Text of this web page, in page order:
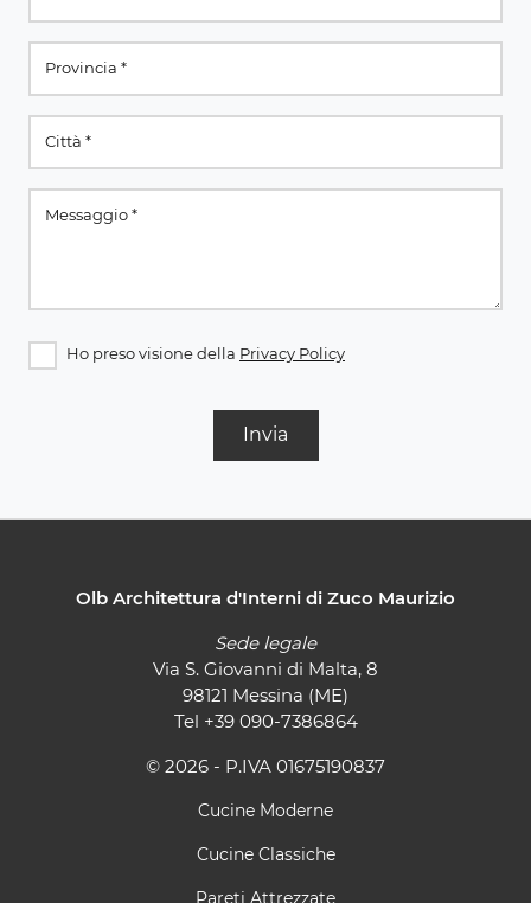
Ho preso visione della Privacy Policy
Invia
Olb Architettura d'Interni di Zuco Maurizio
Sede legale
Via S. Giovanni di Malta, 8
98121 Messina (ME)
Tel +39 090-7386864
© 2026 - P.IVA 01675190837
Cucine Moderne
Cucine Classiche
Pareti Attrezzate